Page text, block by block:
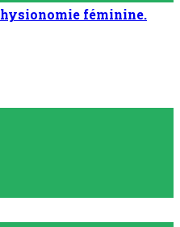
féminine.